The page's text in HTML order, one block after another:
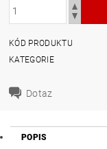
KÓD PRODUKTU
KATEGORIE
Dotaz
POPIS